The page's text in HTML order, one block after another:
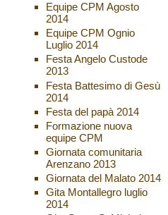
Equipe CPM Agosto
2014
Equipe CPM Ognio
Luglio 2014
Festa Angelo Custode
2013
Festa Battesimo di Gesù
2014
Festa del papà 2014
Formazione nuova
equipe CPM
Giornata comunitaria
Arenzano 2013
Giornata del Malato 2014
Gita Montallegro luglio
2014